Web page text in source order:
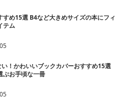
すめ15選 B4など大きめサイズの本にフィ
テム
！かわいいブックカバーおすすめ15選
ぶお手頃な一冊